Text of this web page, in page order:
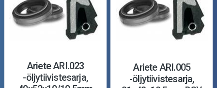
Ariete ARI.023
-öljytiivistesarja,
Ariete ARI.005
-öljytiivistesarja,